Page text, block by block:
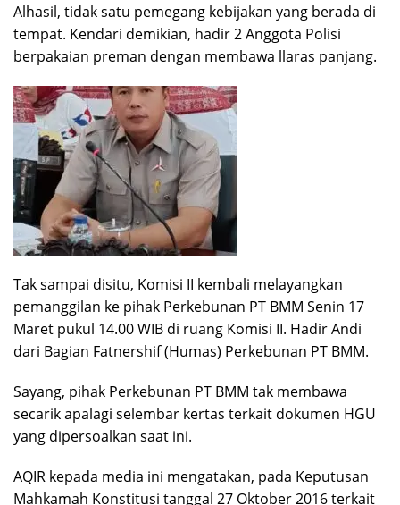
Alhasil, tidak satu pemegang kebijakan yang berada di
tempat. Kendari demikian, hadir 2 Anggota Polisi
berpakaian preman dengan membawa llaras panjang.
Tak sampai disitu, Komisi II kembali melayangkan
pemanggilan ke pihak Perkebunan PT BMM Senin 17
Maret pukul 14.00 WIB di ruang Komisi II. Hadir Andi
dari Bagian Fatnershif (Humas) Perkebunan PT BMM.
Sayang, pihak Perkebunan PT BMM tak membawa
secarik apalagi selembar kertas terkait dokumen HGU
yang dipersoalkan saat ini.
AQIR kepada media ini mengatakan, pada Keputusan
Mahkamah Konstitusi tanggal 27 Oktober 2016 terkait